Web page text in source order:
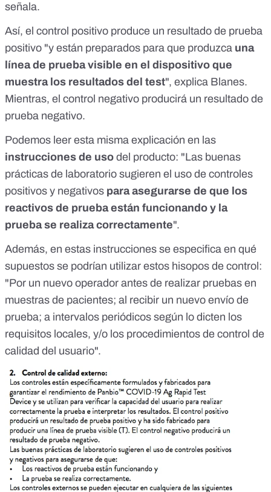
señala.
Así, el control positivo produce un resultado de prueba
positivo "y están preparados para que produzca una
línea de prueba visible en el dispositivo que
muestra los resultados del test", explica Blanes.
Mientras, el control negativo producirá un resultado de
prueba negativo.
Podemos leer esta misma explicación en las
instrucciones de uso del producto: "Las buenas
prácticas de laboratorio sugieren el uso de controles
positivos y negativos para asegurarse de que los
reactivos de prueba están funcionando y la
prueba se realiza correctamente".
Además, en estas instrucciones se especifica en qué
supuestos se podrían utilizar estos hisopos de control:
"Por un nuevo operador antes de realizar pruebas en
muestras de pacientes; al recibir un nuevo envío de
prueba; a intervalos periódicos según lo dicten los
requisitos locales, y/o los procedimientos de control de
calidad del usuario".